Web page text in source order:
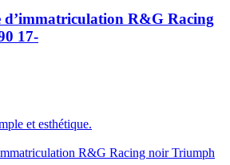
d’immatriculation R&G Racing
17-
et esthétique.